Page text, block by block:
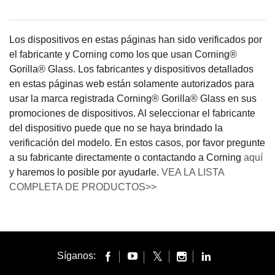
Los dispositivos en estas páginas han sido verificados por
el fabricante y Corning como los que usan Corning®
Gorilla® Glass. Los fabricantes y dispositivos detallados
en estas páginas web están solamente autorizados para
usar la marca registrada Corning® Gorilla® Glass en sus
promociones de dispositivos. Al seleccionar el fabricante
del dispositivo puede que no se haya brindado la
verificación del modelo. En estos casos, por favor pregunte
a su fabricante directamente o contactando a Corning aquí
y haremos lo posible por ayudarle. VEA LA LISTA
COMPLETA DE PRODUCTOS>>
Síganos: